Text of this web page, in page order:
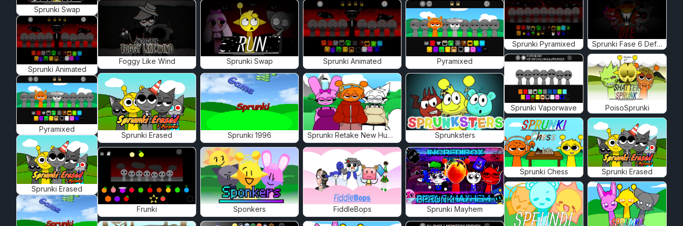
Sprunki Swap
Sprunki Animated
Pyramixed
Sprunki Erased
Foggy Like Wind Sprunki Swap Sprunki Animated Pyramixed
Sprunki Erased Sprunki 1996 Sprunki Retake New Human Sprunksters
Frunki Sponkers FiddleBops Sprunki Mayhem
Sprunki Pyramixed Sprunki Fase 6 Definitif
Sprunki Vaporwave PoisoSprunki
Sprunki Chess Sprunki Erased